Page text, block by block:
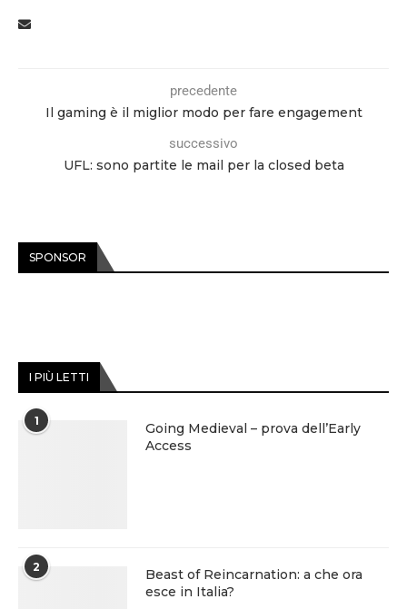
precedente
Il gaming è il miglior modo per fare engagement
successivo
UFL: sono partite le mail per la closed beta
SPONSOR
I PIÙ LETTI
1
Going Medieval – prova dell’Early
Access
2
Beast of Reincarnation: a che ora
esce in Italia?